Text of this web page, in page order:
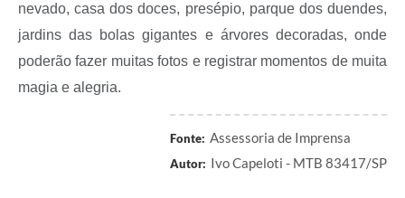
nevado, casa dos doces, presépio, parque dos duendes,
jardins das bolas gigantes e árvores decoradas, onde
poderão fazer muitas fotos e registrar momentos de muita
magia e alegria.
Fonte: Assessoria de Imprensa
Autor: Ivo Capeloti - MTB 83417/SP